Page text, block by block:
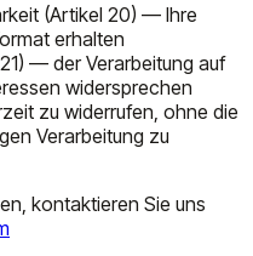
(Artikel 20) — Ihre
erhalten
— der Verarbeitung auf
widersprechen
zu widerrufen, ohne die
Verarbeitung zu
kontaktieren Sie uns